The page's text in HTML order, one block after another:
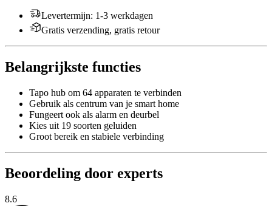
Levertermijn: 1-3 werkdagen
Gratis verzending, gratis retour
Belangrijkste functies
Tapo hub om 64 apparaten te verbinden
Gebruik als centrum van je smart home
Fungeert ook als alarm en deurbel
Kies uit 19 soorten geluiden
Groot bereik en stabiele verbinding
Beoordeling door experts
8.6